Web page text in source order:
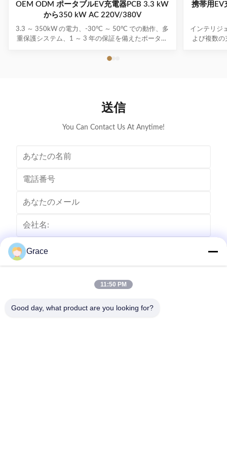
OEM ODM ポータブルEV充電器PCB 3.3 kW
から350 kW AC 220V/380V
3.3 ～ 350kW の電力、-30°C ～ 50°C での動作、多
重保護システム、1 ～ 3 年の保証を備えたポータブ
により、すべての主要な EV モデルをサポートしま
携帯用EV
インテリジ
よび複数の
送信
You Can Contact Us At Anytime!
送りなさい
Grace
11:50 PM
Good day, what product are you looking for?